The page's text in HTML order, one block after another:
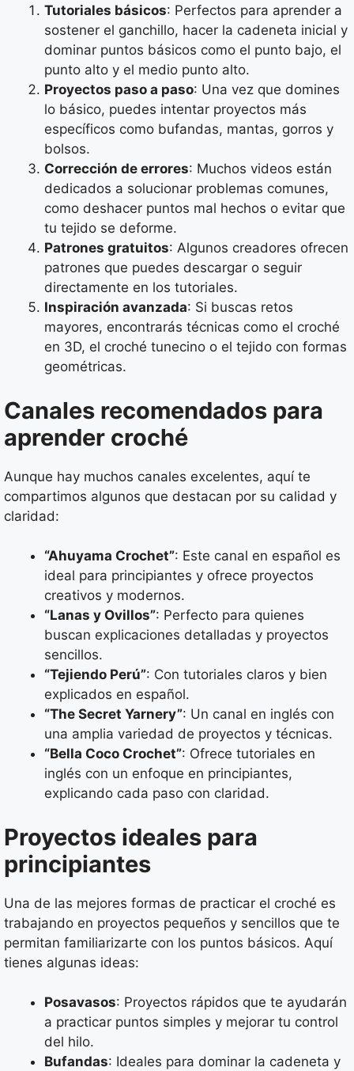
Tutoriales básicos: Perfectos para aprender a
sostener el ganchillo, hacer la cadeneta inicial y
dominar puntos básicos como el punto bajo, el
punto alto y el medio punto alto.
Proyectos paso a paso: Una vez que domines
lo básico, puedes intentar proyectos más
específicos como bufandas, mantas, gorros y
bolsos.
Corrección de errores: Muchos videos están
dedicados a solucionar problemas comunes,
como deshacer puntos mal hechos o evitar que
tu tejido se deforme.
Patrones gratuitos: Algunos creadores ofrecen
patrones que puedes descargar o seguir
directamente en los tutoriales.
Inspiración avanzada: Si buscas retos
mayores, encontrarás técnicas como el croché
en 3D, el croché tunecino o el tejido con formas
geométricas.
Canales recomendados para
aprender croché
Aunque hay muchos canales excelentes, aquí te
compartimos algunos que destacan por su calidad y
claridad:
“Ahuyama Crochet”: Este canal en español es
ideal para principiantes y ofrece proyectos
creativos y modernos.
“Lanas y Ovillos”: Perfecto para quienes
buscan explicaciones detalladas y proyectos
sencillos.
“Tejiendo Perú”: Con tutoriales claros y bien
explicados en español.
“The Secret Yarnery”: Un canal en inglés con
una amplia variedad de proyectos y técnicas.
“Bella Coco Crochet”: Ofrece tutoriales en
inglés con un enfoque en principiantes,
explicando cada paso con claridad.
Proyectos ideales para
principiantes
Una de las mejores formas de practicar el croché es
trabajando en proyectos pequeños y sencillos que te
permitan familiarizarte con los puntos básicos. Aquí
tienes algunas ideas:
Posavasos: Proyectos rápidos que te ayudarán
a practicar puntos simples y mejorar tu control
del hilo.
Bufandas: Ideales para dominar la cadeneta y